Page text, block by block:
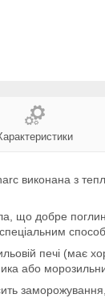
з
що добре
печі (має
або